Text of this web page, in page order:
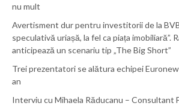
nu mult
Avertisment dur pentru investitorii de la
speculativă uriașă, la fel ca piața imobiliară”.
anticipează un scenariu tip „The Big Short”
Trei prezentatori se alătura echipei
an
Interviu cu Mihaela Răducanu – Consultant